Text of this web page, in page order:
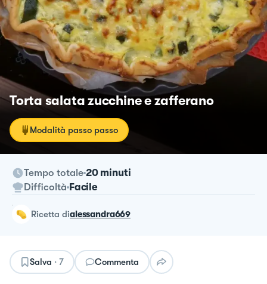
Torta salata zucchine e zafferano
Modalità passo passo
Tempo totale 20 minuti
Difficoltà Facile
ricetta dialessandra669
Salva · 7 Commenta